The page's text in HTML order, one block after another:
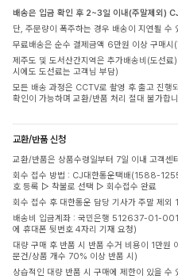
배송은 입금 확인 후 2~3일 이내(주말제외)
단, 주문량이 폭주하는 경우 배송이 지연될 수
무료배송은 순수 결제금액 6만원 이상 구매
제주도 및 도서산간지역은 추가배송비(도선
시에도 도선료는 고객님 부담)
모든 배송 과정은 CCTV로 촬영 후 출고 진행
확인이 가능하며 교환/반품 처리 절대 불가합
교환/반품 신청
교환/반품은 상품수령일부터 7일 이내 고객센
회수 접수 방법 : CJ대한통운택배(1588-
호 등록 ▷ 착불로 선택 ▷ 회수접수 완료
회수 접수 후 대한통운 담당 기사가 주말 제외
배송비 입금계좌 : 국민은행 512637-01-
에 휴대폰 뒷번호 4자리 기재 요청)
대량 구매 후 반품 시 반품 수거 비용이 1만
문건/상품 개수 70% 이상 반품 시)
상습적인 대량 반품 시 구매에 제한이 있을 수